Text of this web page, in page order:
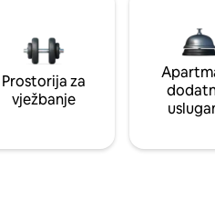
Prostorija za
vježbanje